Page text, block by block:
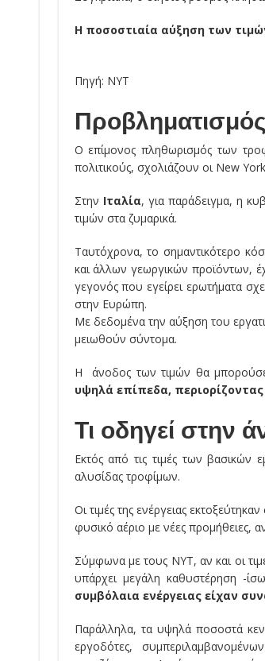
Η ποσοστιαία αύξηση των
Πηγή: NYT
Ο επίμονος πληθωρισμός των
πολιτικούς, σχολιάζουν οι New
Στην Ιταλία, για παράδειγμα, η
τιμών στα ζυμαρικά.
Ταυτόχρονα, το σημαντικότερο
και άλλων γεωργικών προϊόντων,
γεγονός που εγείρει ερωτήματα
στην Ευρώπη.
Με δεδομένα την αύξηση του
μειωθούν σύντομα.
Η άνοδος των τιμών θα μπορούσε
υψηλά επίπεδα,
Τι οδηγεί στην
Εκτός από τις τιμές των βασικών
αλυσίδας τροφίμων.
Οι τιμές της ενέργειας
φυσικό αέριο με νέες προμήθειες,
Σύμφωνα με τους NYT, αν και οι
υπάρχει μεγάλη καθυστέρηση -
συμβόλαια ενέργειας είχαν
Παράλληλα, τα υψηλά ποσοστά
εργοδότες,